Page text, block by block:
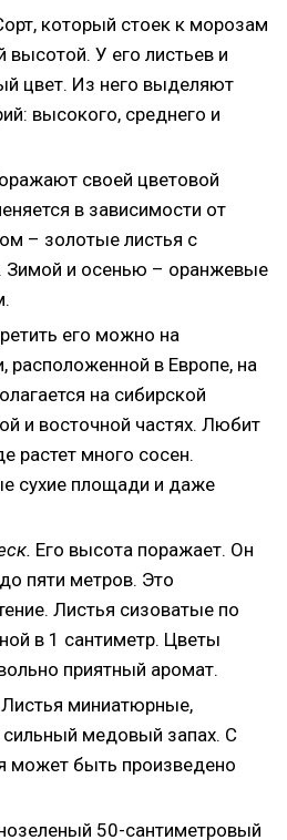
который стоек к морозам
высотой. У его листьев и
цвет. Из него выделяют
высокого, среднего и
своей цветовой
в зависимости от
– золотые листья с
Зимой и осенью – оранжевые
его можно на
расположенной в Европе, на
на сибирской
и восточной частях. Любит
растет много сосен.
сухие площади и даже
Его высота поражает. Он
пяти метров. Это
Листья сизоватые по
в 1 сантиметр. Цветы
приятный аромат.
Листья миниатюрные,
медовый запах. С
может быть произведено
50-сантиметровый